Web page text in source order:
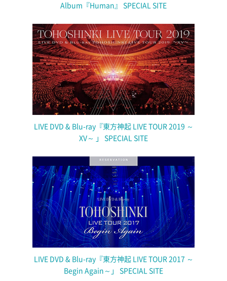
Album『Human』 SPECIAL SITE
LIVE DVD & Blu-ray『東方神起 LIVE TOUR 2019 ～
XV～ 」 SPECIAL SITE
LIVE DVD & Blu-ray『東方神起 LIVE TOUR 2017 ～
Begin Again～」 SPECIAL SITE